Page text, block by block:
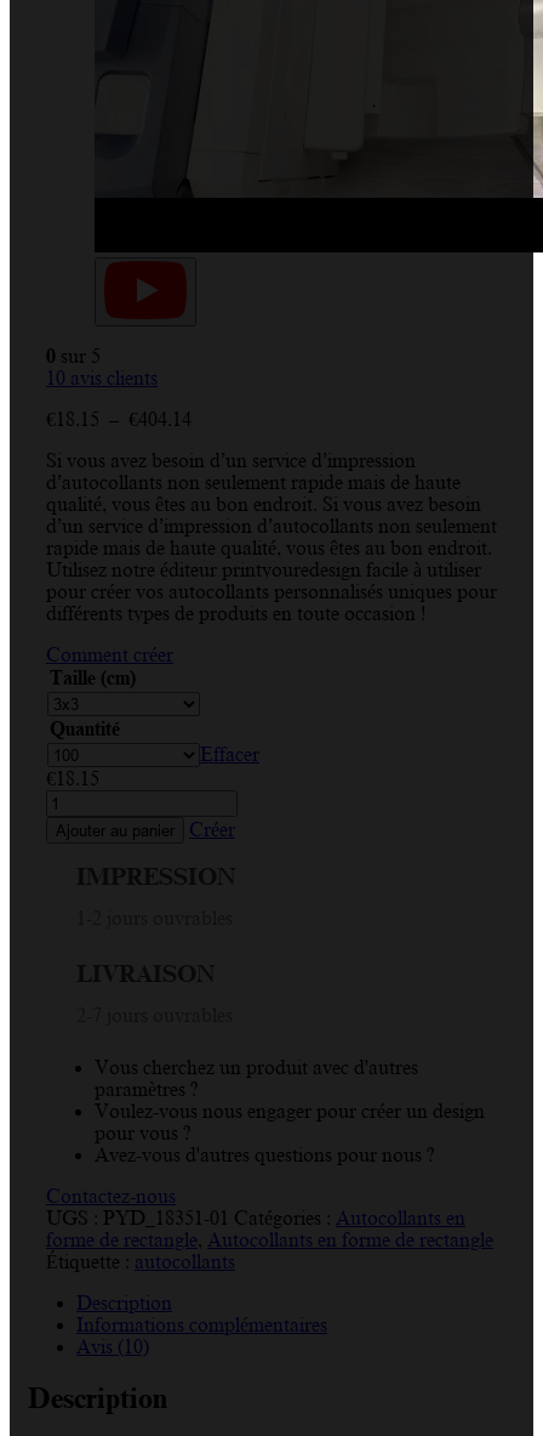
0 sur 5
10 avis clients
€18.15 – €404.14
prix :
€18.15
à
€404.14
Si vous avez besoin d’un service d’impression
d’autocollants non seulement rapide mais de haute
qualité, vous êtes au bon endroit. Si vous avez besoin
d’un service d’impression d’autocollants non seulement
rapide mais de haute qualité, vous êtes au bon endroit.
Utilisez notre éditeur printyouredesign facile à utiliser
pour créer vos autocollants personnalisés uniques pour
différents types de produits en toute occasion !
Comment créer
Taille (cm)
Quantité
Effacer
€18.15
quantité
de
You
Ajouter au panier Créer
Vous cherchez un produit avec d'autres
paramètres ?
Voulez-vous nous engager pour créer un design
pour vous ?
Avez-vous d'autres questions pour nous ?
Contactez-nous
UGS : PYD_18351-01 Catégories : Autocollants en
forme de rectangle, Autocollants en forme de rectangle
Étiquette : autocollants
Description
Informations complémentaires
Avis (10)
Description